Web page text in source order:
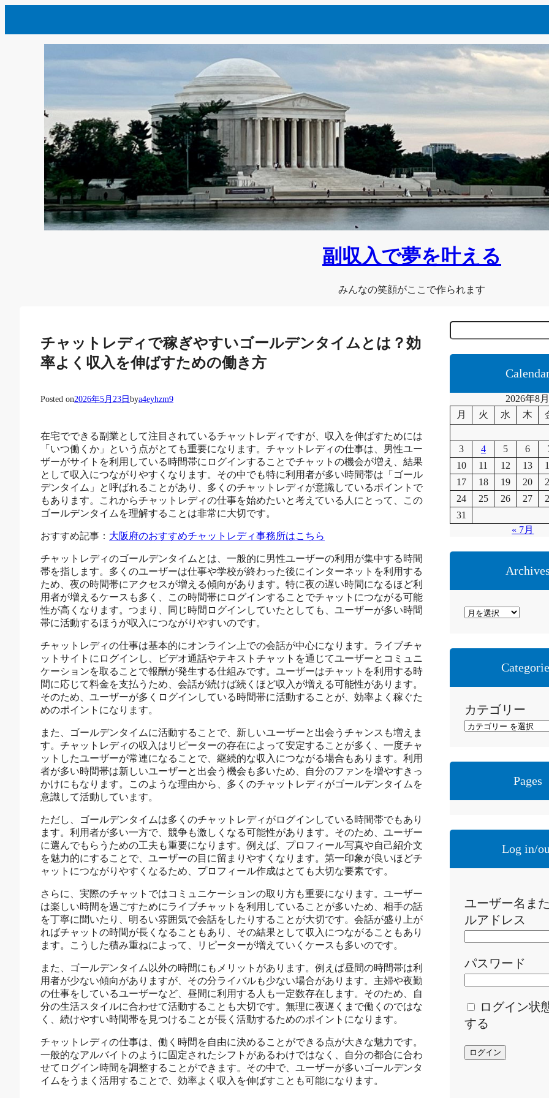
を
副収入で夢を叶える
みんなの笑顔がここで作られます
チャットレディで稼ぎやすいゴールデンタイムとは？効
率よく収入を伸ばすための働き方
Posted on2026年5月23日bya4eyhzm9
在宅でできる副業として注目されているチャットレディですが、収入を伸ばすためには
「いつ働くか」という点がとても重要になります。チャットレディの仕事は、男性ユー
ザーがサイトを利用している時間帯にログインすることでチャットの機会が増え、結果
として収入につながりやすくなります。その中でも特に利用者が多い時間帯は「ゴール
デンタイム」と呼ばれることがあり、多くのチャットレディが意識しているポイントで
もあります。これからチャットレディの仕事を始めたいと考えている人にとって、この
ゴールデンタイムを理解することは非常に大切です。
おすすめ記事： 大阪府のおすすめチャットレディ事務所はこちら
チャットレディのゴールデンタイムとは、一般的に男性ユーザーの利用が集中する時間
帯を指します。多くのユーザーは仕事や学校が終わった後にインターネットを利用する
ため、夜の時間帯にアクセスが増える傾向があります。特に夜の遅い時間になるほど利
用者が増えるケースも多く、この時間帯にログインすることでチャットにつながる可能
性が高くなります。つまり、同じ時間ログインしていたとしても、ユーザーが多い時間
帯に活動するほうが収入につながりやすいのです。
チャットレディの仕事は基本的にオンライン上での会話が中心になります。ライブチャ
ットサイトにログインし、ビデオ通話やテキストチャットを通じてユーザーとコミュニ
ケーションを取ることで報酬が発生する仕組みです。ユーザーはチャットを利用する時
間に応じて料金を支払うため、会話が続けば続くほど収入が増える可能性があります。
そのため、ユーザーが多くログインしている時間帯に活動することが、効率よく稼ぐた
めのポイントになります。
また、ゴールデンタイムに活動することで、新しいユーザーと出会うチャンスも増えま
す。チャットレディの収入はリピーターの存在によって安定することが多く、一度チャ
ットしたユーザーが常連になることで、継続的な収入につながる場合もあります。利用
者が多い時間帯は新しいユーザーと出会う機会も多いため、自分のファンを増やすきっ
かけにもなります。このような理由から、多くのチャットレディがゴールデンタイムを
意識して活動しています。
ただし、ゴールデンタイムは多くのチャットレディがログインしている時間帯でもあり
ます。利用者が多い一方で、競争も激しくなる可能性があります。そのため、ユーザー
に選んでもらうための工夫も重要になります。例えば、プロフィール写真や自己紹介文
を魅力的にすることで、ユーザーの目に留まりやすくなります。第一印象が良いほどチ
ャットにつながりやすくなるため、プロフィール作成はとても大切な要素です。
さらに、実際のチャットではコミュニケーションの取り方も重要になります。ユーザー
は楽しい時間を過ごすためにライブチャットを利用していることが多いため、相手の話
を丁寧に聞いたり、明るい雰囲気で会話をしたりすることが大切です。会話が盛り上が
ればチャットの時間が長くなることもあり、その結果として収入につながることもあり
ます。こうした積み重ねによって、リピーターが増えていくケースも多いのです。
また、ゴールデンタイム以外の時間にもメリットがあります。例えば昼間の時間帯は利
用者が少ない傾向がありますが、その分ライバルも少ない場合があります。主婦や夜勤
の仕事をしているユーザーなど、昼間に利用する人も一定数存在します。そのため、自
分の生活スタイルに合わせて活動することも大切です。無理に夜遅くまで働くのではな
く、続けやすい時間帯を見つけることが長く活動するためのポイントになります。
チャットレディの仕事は、働く時間を自由に決めることができる点が大きな魅力です。
一般的なアルバイトのように固定されたシフトがあるわけではなく、自分の都合に合わ
せてログイン時間を調整することができます。その中で、ユーザーが多いゴールデンタ
イムをうまく活用することで、効率よく収入を伸ばすことも可能になります。
C
e
c
2026年8月
月
火 水 木
3 4 5 6
10
11 12 13
17
18 19 20
24
25 26 27
31
« 7月
ア
カ
カテゴリー
Pages
Log in/
ユーザー名ま
ルアドレス
パスワード
ログイン状
する